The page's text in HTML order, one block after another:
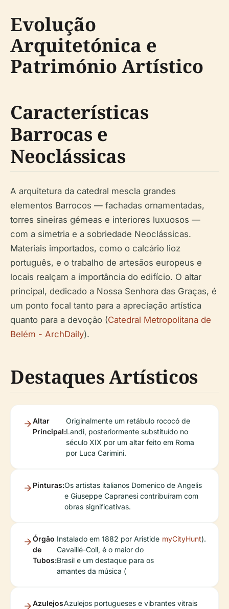
Evolução
Arquitetónica e
Património Artístico
Características
Barrocas e
Neoclássicas
A arquitetura da catedral mescla grandes
elementos Barrocos — fachadas ornamentadas,
torres sineiras gémeas e interiores luxuosos —
com a simetria e a sobriedade Neoclássicas.
Materiais importados, como o calcário lioz
português, e o trabalho de artesãos europeus e
locais realçam a importância do edifício. O altar
principal, dedicado a Nossa Senhora das Graças, é
um ponto focal tanto para a apreciação artística
quanto para a devoção (Catedral Metropolitana de
Belém - ArchDaily).
Destaques Artísticos
Altar
Principal:
Originalmente um retábulo rococó de
Landi, posteriormente substituído no
século XIX por um altar feito em Roma
por Luca Carimini.
Pinturas:Os artistas italianos Domenico de Angelis
e Giuseppe Capranesi contribuíram com
obras significativas.
Órgão
de
Tubos:
Instalado em 1882 por Aristide
Cavaillé-Coll, é o maior do
Brasil e um destaque para os
amantes da música (
myCityHunt).
AzulejosAzulejos portugueses e vibrantes vitrais